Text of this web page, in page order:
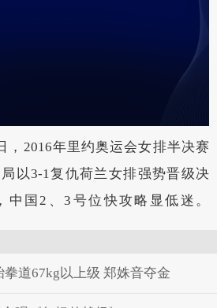
2016年里约奥运会女排半决赛
以3-1复仇荷兰女排强势晋级决
中国2、3号位快攻略显低迷。
道67kg以上级 郑姝音夺金